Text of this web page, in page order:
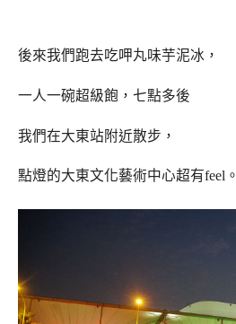
後來我們跑去吃呷丸味芋泥冰，
一人一碗超級飽，七點多後
我們在大東站附近散步，
點燈的大東文化藝術中心超有feel。